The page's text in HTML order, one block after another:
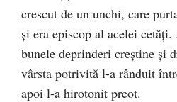
crescut de un unchi, care
şi era episcop al acelei
bunele deprinderi creştine şi
vârsta potrivită l-a rânduit
apoi l-a hirotonit preot.